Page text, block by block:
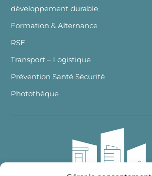
développement durable
Formation & Alternance
RSE
Transport – Logistique
Prévention Santé Sécurité
Photothèque